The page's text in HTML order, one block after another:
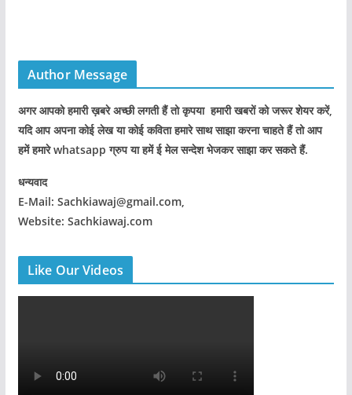
Author Message
अगर आपको हमारी ख़बरे अच्छी लगती हैं तो कृपया हमारी खबरों को जरूर शेयर करें,
यदि आप अपना कोई लेख या कोई कविता हमारे साथ साझा करना चाहते हैं तो आप
हमें हमारे whatsapp ग्रुप या हमें ई मेल सन्देश भेजकर साझा कर सकते हैं.
धन्यवाद
E-Mail: Sachkiawaj@gmail.com,
Website: Sachkiawaj.com
Like Our Videos